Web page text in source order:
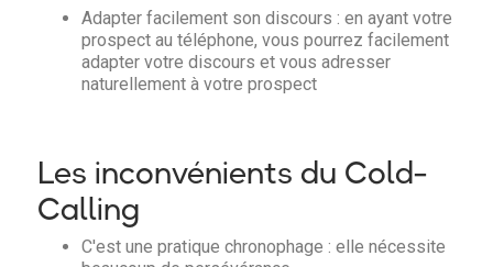
Adapter facilement son discours : en ayant votre
prospect au téléphone, vous pourrez facilement
adapter votre discours et vous adresser
naturellement à votre prospect
Les inconvénients du Cold-
Calling
C'est une pratique chronophage : elle nécessite